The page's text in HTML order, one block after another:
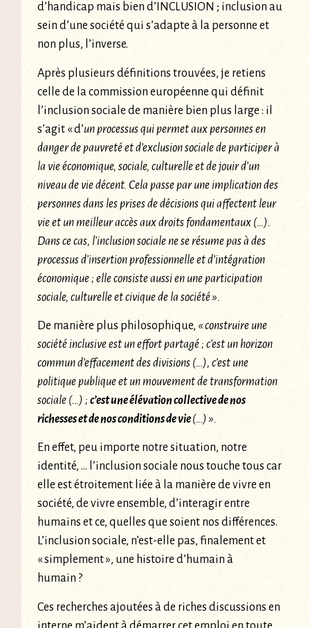
d’handicap mais bien d’INCLUSION ; inclusion au
sein d’une société qui s’adapte à la personne et
non plus, l’inverse.
Après plusieurs définitions trouvées, je retiens
celle de la commission européenne qui définit
l’inclusion sociale de manière bien plus large : il
s’agit « d’un processus qui permet aux personnes en
danger de pauvreté et d’exclusion sociale de participer à
la vie économique, sociale, culturelle et de jouir d’un
niveau de vie décent. Cela passe par une implication des
personnes dans les prises de décisions qui affectent leur
vie et un meilleur accès aux droits fondamentaux (…).
Dans ce cas, l’inclusion sociale ne se résume pas à des
processus d’insertion professionnelle et d’intégration
économique ; elle consiste aussi en une participation
sociale, culturelle et civique de la société ».
De manière plus philosophique, « construire une
société inclusive est un effort partagé ; c’est un horizon
commun d’effacement des divisions (…), c’est une
politique publique et un mouvement de transformation
sociale (…) ; c’est une élévation collective de nos
richesses et de nos conditions de vie(…) ».
En effet, peu importe notre situation, notre
identité, … l’inclusion sociale nous touche tous car
elle est étroitement liée à la manière de vivre en
société, de vivre ensemble, d’interagir entre
humains et ce, quelles que soient nos différences.
L’inclusion sociale, n’est-elle pas, finalement et
« simplement », une histoire d’humain à
humain ?
Ces recherches ajoutées à de riches discussions en